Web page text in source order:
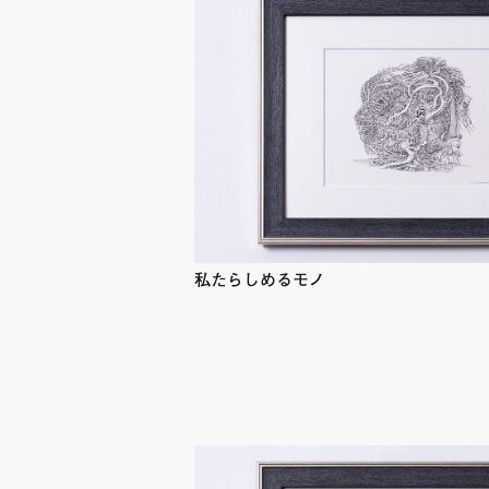
私たらしめるモノ